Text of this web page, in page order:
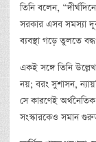
তিনি বলেন,
সরকার এসব সমস্যা
ব্যবস্থা গড়ে তুলতে
একই সঙ্গে তিনি
নয়; বরং সুশাসন,
সে কারণেই অর্থনৈতিক
সংস্কারকেও সমান